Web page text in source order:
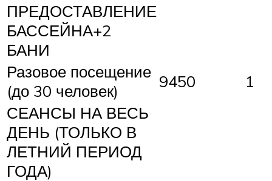
ПРЕДОСТАВЛЕНИЕ
БАССЕЙНА+2
БАНИ
Разовое посещение
(до 30 человек)
9450
1
СЕАНСЫ НА ВЕСЬ
ДЕНЬ (ТОЛЬКО В
ЛЕТНИЙ ПЕРИОД
ГОДА)